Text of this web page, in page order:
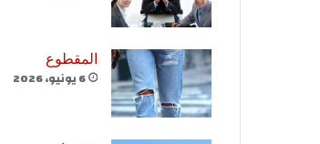
المقطوع
6 يونيو، 2026